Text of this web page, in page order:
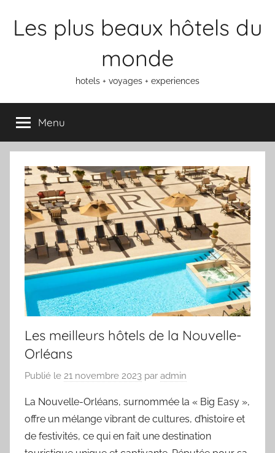
Les plus beaux hôtels du
monde
hotels + voyages + experiences
Menu
Les meilleurs hôtels de la Nouvelle-
Orléans
Publié le 21 novembre 2023 par admin
La Nouvelle-Orléans, surnommée la « Big Easy »,
offre un mélange vibrant de cultures, d’histoire et
de festivités, ce qui en fait une destination